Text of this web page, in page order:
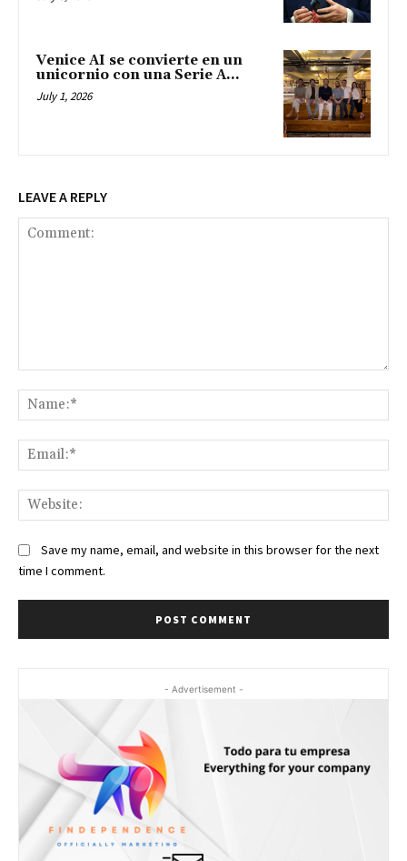
Venice AI se convierte en un
unicornio con una Serie A...
July 1, 2026
LEAVE A REPLY
Save my name, email, and website in this browser for the next
time I comment.
- Advertisement -